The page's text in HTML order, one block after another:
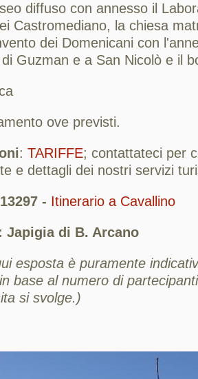
diffuso con annesso il
Castromediano, la chiesa
dei Domenicani con
Guzman e a San Nicolò e il
ove previsti.
: TARIFFE; contattateci per
e dettagli dei nostri servizi
- Itinerario a Cavallino
Japigia di B. Arcano
esposta è puramente
base al numero di
si svolge.)